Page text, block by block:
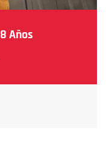
Años